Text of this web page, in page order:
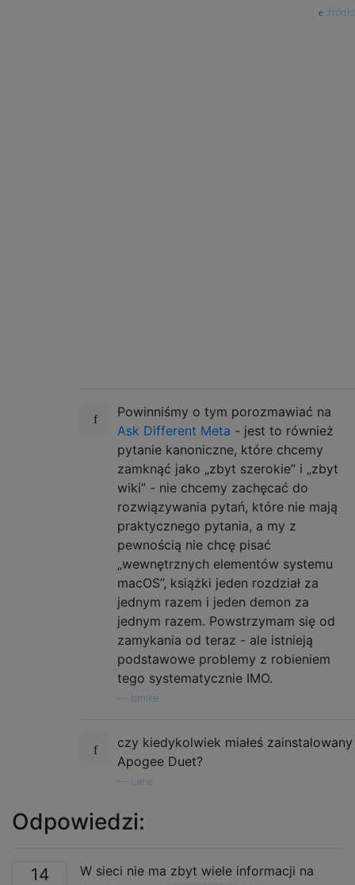
źródło
Powinniśmy o tym porozmawiać na
Ask Different Meta - jest to również
pytanie kanoniczne, które chcemy
zamknąć jako „zbyt szerokie” i „zbyt
wiki” - nie chcemy zachęcać do
rozwiązywania pytań, które nie mają
praktycznego pytania, a my z
pewnością nie chcę pisać
„wewnętrznych elementów systemu
macOS”, książki jeden rozdział za
jednym razem i jeden demon za
jednym razem. Powstrzymam się od
zamykania od teraz - ale istnieją
podstawowe problemy z robieniem
tego systematycznie IMO.
bmike
czy kiedykolwiek miałeś zainstalowany
Apogee Duet?
Lane
Odpowiedzi:
14
W sieci nie ma zbyt wiele informacji na